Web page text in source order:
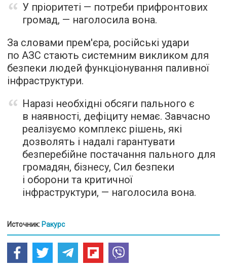
У пріоритеті — потреби прифронтових
громад, — наголосила вона.
За словами прем'єра, російські удари
по АЗС стають системним викликом для
безпеки людей функціонування паливної
інфраструктури.
Наразі необхідні обсяги пального є
в наявності, дефіциту немає. Завчасно
реалізуємо комплекс рішень, які
дозволять і надалі гарантувати
безперебійне постачання пального для
громадян, бізнесу, Сил безпеки
і оборони та критичної
інфраструктури, — наголосила вона.
Источник: Ракурс